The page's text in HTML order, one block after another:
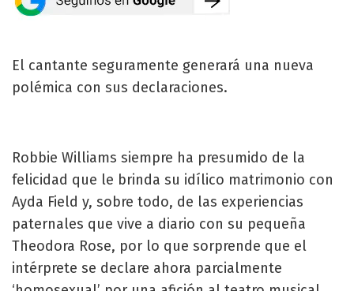
El cantante seguramente generará una nueva
polémica con sus declaraciones.
Robbie Williams siempre ha presumido de la
felicidad que le brinda su idílico matrimonio con
Ayda Field y, sobre todo, de las experiencias
paternales que vive a diario con su pequeña
Theodora Rose, por lo que sorprende que el
intérprete se declare ahora parcialmente